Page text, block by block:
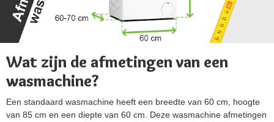
Wat zijn de afmetingen van een
wasmachine?
Een standaard wasmachine heeft een breedte van 60 cm, hoogte
van 85 cm en een diepte van 60 cm. Deze wasmachine afmetingen